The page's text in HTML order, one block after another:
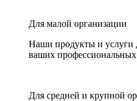
Для малой организации
Наши продукты и услуги
ваших профессиональных
Для средней и крупной